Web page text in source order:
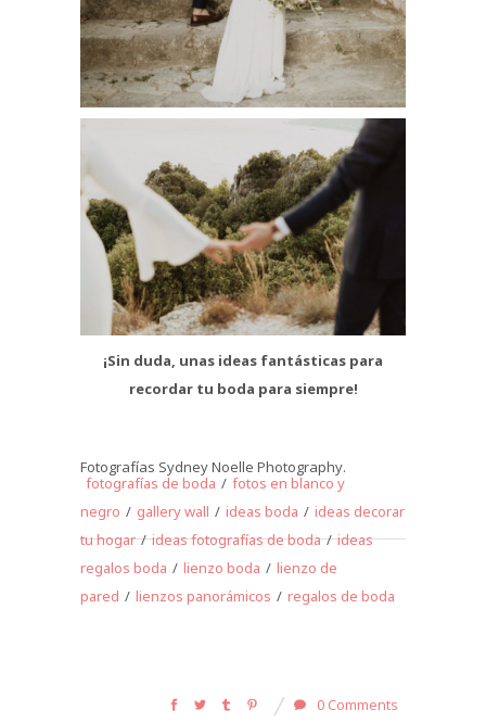
¡Sin duda, unas ideas fantásticas para
recordar tu boda para siempre!
Fotografías Sydney Noelle Photography.
fotografías de boda / fotos en blanco y
negro / gallery wall / ideas boda / ideas decorar
tu hogar / ideas fotografías de boda / ideas
regalos boda / lienzo boda / lienzo de
pared / lienzos panorámicos / regalos de boda
0 Comments